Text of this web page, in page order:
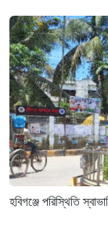
হবিগঞ্জে পরিস্থিতি